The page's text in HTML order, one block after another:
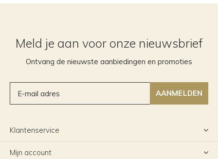
Meld je aan voor onze nieuwsbrief
Ontvang de nieuwste aanbiedingen en promoties
AANMELDEN
Klantenservice
Mijn account